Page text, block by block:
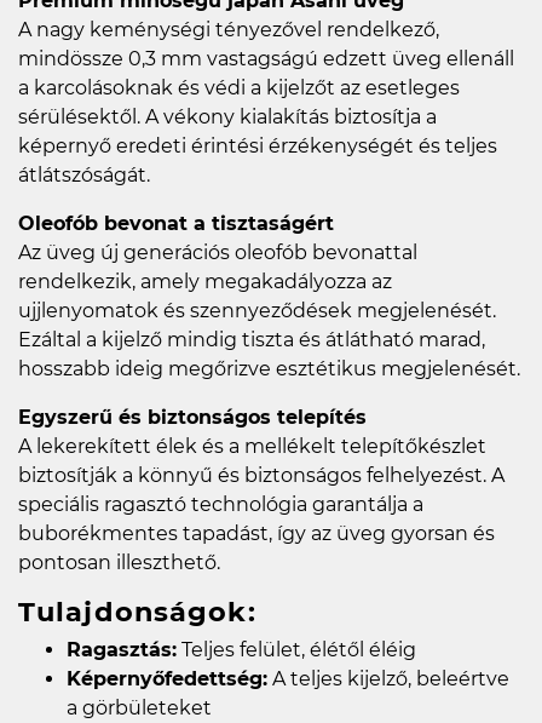
A nagy keménységi tényezővel rendelkező,
mindössze 0,3 mm vastagságú edzett üveg ellenáll
a karcolásoknak és védi a kijelzőt az esetleges
sérülésektől. A vékony kialakítás biztosítja a
képernyő eredeti érintési érzékenységét és teljes
átlátszóságát.
Oleofób bevonat a tisztaságért
Az üveg új generációs oleofób bevonattal
rendelkezik, amely megakadályozza az
ujjlenyomatok és szennyeződések megjelenését.
Ezáltal a kijelző mindig tiszta és átlátható marad,
hosszabb ideig megőrizve esztétikus megjelenését.
Egyszerű és biztonságos telepítés
A lekerekített élek és a mellékelt telepítőkészlet
biztosítják a könnyű és biztonságos felhelyezést. A
speciális ragasztó technológia garantálja a
buborékmentes tapadást, így az üveg gyorsan és
pontosan illeszthető.
Tulajdonságok:
Ragasztás: Teljes felület, élétől éléig
Képernyőfedettség: A teljes kijelző, beleértve
a görbületeket